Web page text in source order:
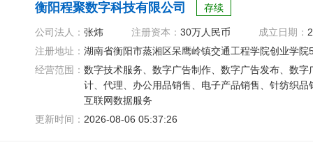
衡阳程聚数字科技有限公司 存续
公司法人： 张炜 注册资本： 30万人民币 成立日期：
注册地址： 湖南省衡阳市蒸湘区呆鹰岭镇交通工程学院创业学院
经营范围： 数字技术服务、数字广告制作、数字广告发布、数
计、代理、办公用品销售、电子产品销售、针纺织
互联网数据服务
更新时间： 2026-08-06 05:37:26